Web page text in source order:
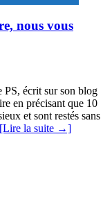
nous vous
écrit sur son blog
en précisant que 10
et sont restés sans
[Lire la suite →]